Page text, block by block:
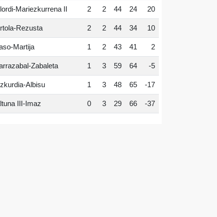
Mariezkurrena II 2 2 44 24 20
Rezusta 2 2 44 34 10
Martija 1 2 43 41 2
Zabaleta 1 3 59 64 -5
Albisu 1 3 48 65 -17
III-Imaz 0 3 29 66 -37